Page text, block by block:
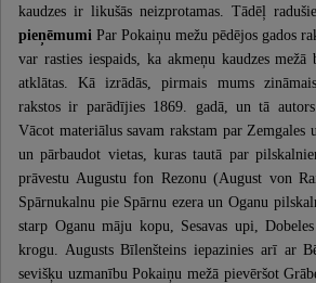
kaudzes ir likušās neizprotamas. Tādēļ
pieņēmumi Par Pokaiņu mežu pēdējos gados
var rasties iespaids, ka akmeņu kaudzes
atklātas. Kā izrādās, pirmais mums
rakstos ir parādījies 1869. gadā, un tā
Vācot materiālus savam rakstam par Zemgales
un pārbaudot vietas, kuras tautā par
prāvestu Augustu fon Rezonu (August von
Spārnukalnu pie Spārnu ezera un Oganu
starp Oganu māju kopu, Sesavas upi,
krogu. Augusts Bīlenšteins iepazinies arī ar
sevišķu uzmanību Pokaiņu mežā pievēršot